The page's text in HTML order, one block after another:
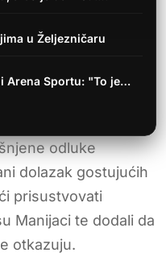
u Željezničaru
Arena Sportu: "To je…
odluke
dolazak gostujućih
prisustvovati
Manijaci te dodali da
otkazuju.